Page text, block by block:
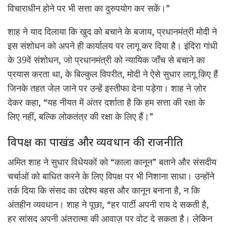
विचाराधीन होने पर भी सत्ता का दुरुपयोग कर सकें।”
शाह ने याद दिलाया कि खुद को बचाने के बजाय,प्रधानमंत्री मोदी ने
इस संशोधन को अपने ही कार्यालय पर लागू कर दिया है ।इंदिरा गांधी
के39वेंसंशोधन,जो प्रधानमंत्री को न्यायिक जाँच से बचाने का
प्रयास करता था,के बिल्कुल विपरीत,मोदी ने ऐसे सुधार लागू किए हैं
जिनके तहत जेल जाने पर उन्हें इस्तीफा देना पड़ेगा।शाह ने ज़ोर
देकर कहा, “यह नीयत में अंतर दर्शाता है कि हम सत्ता की रक्षा के
लिए नहीं,बल्कि लोकतंत्र की रक्षा के लिए हैं।”
विपक्ष का पाखंड और व्यवधान की राजनीति
अमित शाह ने सुधार विधेयकों को “काला कानून” बताने और संसदीय
चर्चाओं को बाधित करने के लिए विपक्ष पर भी निशाना साधा। उन्होंने
तर्क दिया कि संसद का उद्देश्य बहस और कानून बनाना है, न कि
अंतहीन व्यवधान। शाह ने पूछा, “हर पार्टी अपनी राय दे सकती है,
हर सांसद अपनी अंतरात्मा की आवाज़ पर वोट दे सकता है। लेकिन